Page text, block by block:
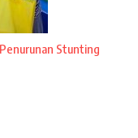
Stunting